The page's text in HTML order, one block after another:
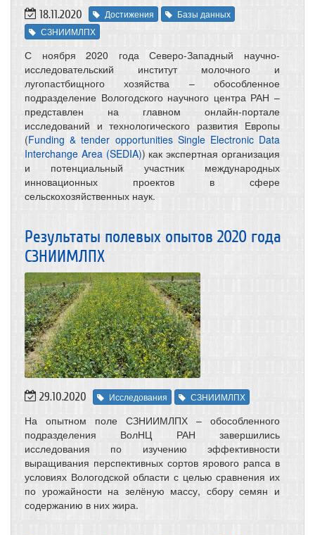
18.11.2020 Достижения
Базы данных
СЗНИИМЛПХ
С ноября 2020 года Северо-Западный научно-
исследовательский институт молочного и
лугопастбищного хозяйства – обособленное
подразделение Вологодского научного центра РАН –
представлен на главном онлайн-портале
исследований и технологического развития Европы
(Funding & tender opportunities Single Electronic Data
Interchange Area (SEDIA)) как экспертная организация
и потенциальный участник международных
инновационных проектов в сфере
сельскохозяйственных наук.
Результаты полевых опытов 2020 года
СЗНИИМЛПХ
29.10.2020 Исследования СЗНИИМЛПХ
На опытном поле СЗНИИМЛПХ – обособленного
подразделения ВолНЦ РАН завершились
исследования по изучению эффективности
выращивания перспективных сортов ярового рапса в
условиях Вологодской области с целью сравнения их
по урожайности на зелёную массу, сбору семян и
содержанию в них жира.